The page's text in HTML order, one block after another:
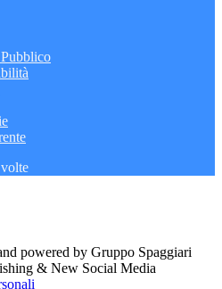
volte
powered by Gruppo Spaggiari
& New Social Media